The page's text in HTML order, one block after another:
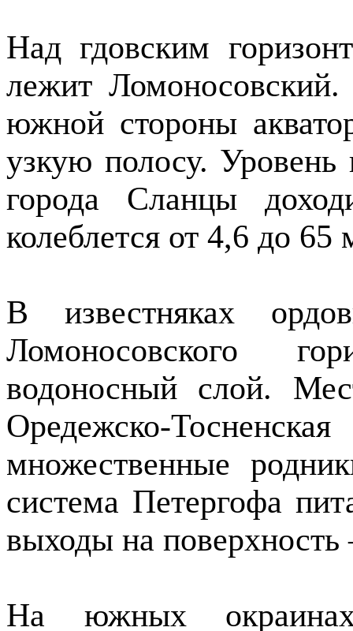
Над гдовским
лежит
южной стороны
узкую полосу.
города Сланцы
колеблется от 4,6 до 65
В известняках
Ломоносовского
водоносный слой.
Оредежско-
множественные
система Петергофа
выходы на
На южных окраинах